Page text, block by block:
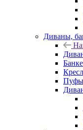
Диваны,
Пуфы